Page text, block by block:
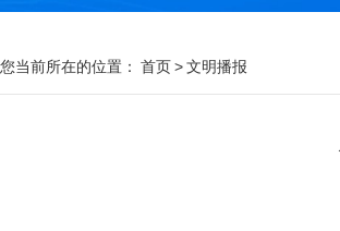
您当前所在的位置： 首页>文明播报